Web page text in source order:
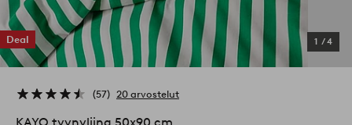
Deal 1 /4
57 20 arvostelut